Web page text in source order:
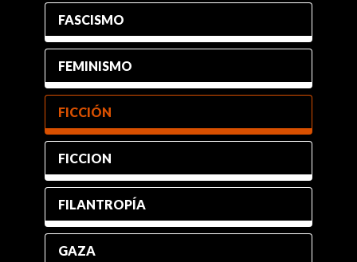
FASCISMO
FEMINISMO
FICCIÓN
FICCION
FILANTROPÍA
GAZA